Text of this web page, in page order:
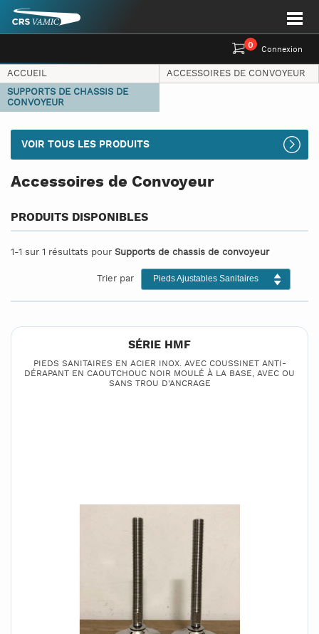
Connexion
0
ACCUEIL
ACCESSOIRES DE CONVOYEUR
SUPPORTS DE CHASSIS DE
CONVOYEUR
VOIR TOUS LES PRODUITS
Accessoires de Convoyeur
PRODUITS DISPONIBLES
1-1 sur 1 résultats pour Supports de chassis de convoyeur
Trier par Pieds Ajustables Sanitaires
SÉRIE HMF
PIEDS SANITAIRES EN ACIER INOX. AVEC COUSSINET ANTI-
DÉRAPANT EN CAOUTCHOUC NOIR MOULÉ À LA BASE, AVEC OU
SANS TROU D'ANCRAGE